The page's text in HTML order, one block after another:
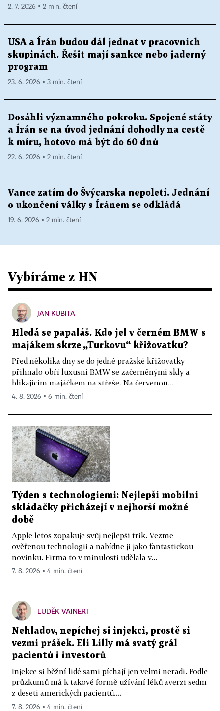
2. 7. 2026 ▪ 2 min. čtení
USA a Írán budou dál jednat v pracovních
skupinách. Řešit mají sankce nebo jaderný
program
23. 6. 2026 ▪ 3 min. čtení
Dosáhli významného pokroku. Spojené státy
a Írán se na úvod jednání dohodly na cestě
k míru, hotovo má být do 60 dnů
22. 6. 2026 ▪ 2 min. čtení
Vance zatím do Švýcarska nepoletí. Jednání
o ukončení války s Íránem se odkládá
19. 6. 2026 ▪ 2 min. čtení
Vybíráme z HN
JAN KUBITA
Hledá se papaláš. Kdo jel v černém BMW s
majákem skrze „Turkovu“ křižovatku?
Před několika dny se do jedné pražské křižovatky
přihnalo obří luxusní BMW se začerněnými skly a
blikajícím majáčkem na střeše. Na červenou...
4. 8. 2026 ▪ 6 min. čtení
Týden s technologiemi: Nejlepší mobilní
skládačky přicházejí v nejhorší možné
době
Apple letos zopakuje svůj nejlepší trik. Vezme
ověřenou technologii a nabídne ji jako fantastickou
novinku. Firma to v minulosti udělala v...
7. 8. 2026 ▪ 4 min. čtení
LUDĚK VAINERT
Nehladov, nepíchej si injekci, prostě si
vezmi prášek. Eli Lilly má svatý grál
pacientů i investorů
Injekce si běžní lidé sami píchají jen velmi neradi. Podle
průzkumů má k takové formě užívání léků averzi sedm
z deseti amerických pacientů....
7. 8. 2026 ▪ 4 min. čtení